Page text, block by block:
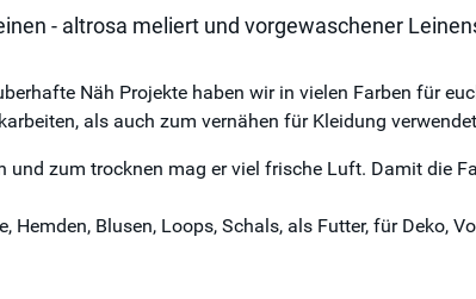
- altrosa meliert und vorgewaschener
Näh Projekte haben wir in vielen Farben für
als auch zum vernähen für Kleidung
und zum trocknen mag er viel frische Luft. Damit die
Hemden, Blusen, Loops, Schals, als Futter, für Deko,